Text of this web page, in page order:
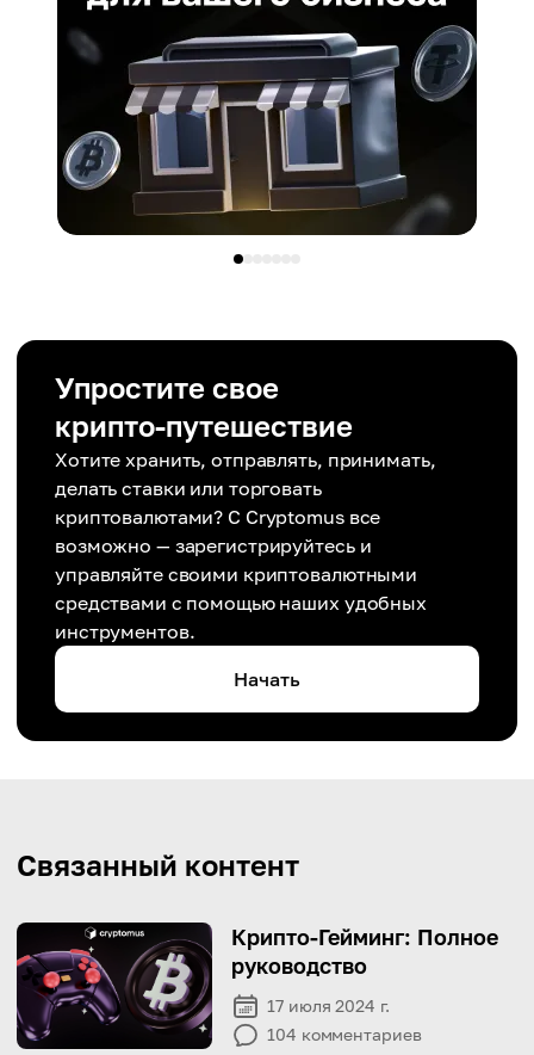
Упростите свое
крипто-путешествие
Хотите хранить, отправлять, принимать,
делать ставки или торговать
криптовалютами? С Cryptomus все
возможно — зарегистрируйтесь и
управляйте своими криптовалютными
средствами с помощью наших удобных
инструментов.
Начать
Связанный контент
Крипто-Гейминг: Полное
руководство
17 июля 2024 г.
104 комментариев